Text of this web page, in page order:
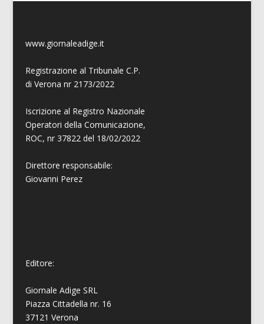
www.giornaleadige.it
Registrazione al Tribunale C.P.
di Verona nr 2173/2022
Iscrizione al Registro Nazionale
Operatori della Comunicazione,
ROC, nr 37822 del 18/02/2022
Direttore responsabile:
Giovanni Perez
Editore:
Giornale Adige SRL
Piazza Cittadella nr. 16
37121 Verona